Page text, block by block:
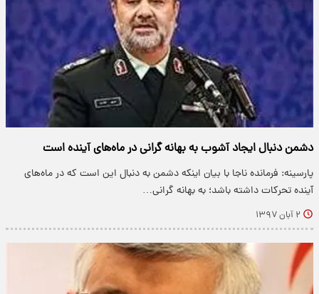
دشمن دنبال ایجاد آشوب به بهانه گرانی در ماه‌های آینده است
پارسینه: فرمانده ناجا با بیان اینکه دشمن به دنبال این است که در ماه‌های
آینده تحرکات داشته باشد؛ به بهانه گرانی…
۲ آبان ۱۳۹۷